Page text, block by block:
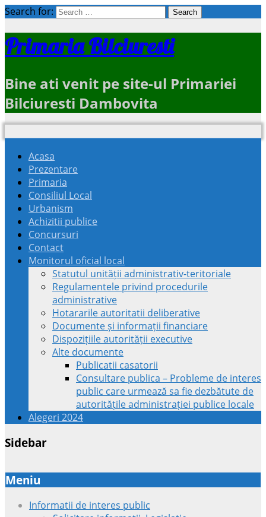
Search for:
Primaria Bilciuresti
Bine ati venit pe site-ul Primariei
Bilciuresti Dambovita
Acasa
Prezentare
Primaria
Consiliul Local
Urbanism
Achizitii publice
Concursuri
Contact
Monitorul oficial local
Statutul unității administrativ-teritoriale
Regulamentele privind procedurile
administrative
Hotararile autoritatii deliberative
Documente și informații financiare
Dispozițiile autorității executive
Alte documente
Publicatii casatorii
Consultare publica – Probleme de interes
public care urmează sa fie dezbătute de
autoritățile administrației publice locale
Alegeri 2024
Sidebar
Meniu
Informatii de interes public